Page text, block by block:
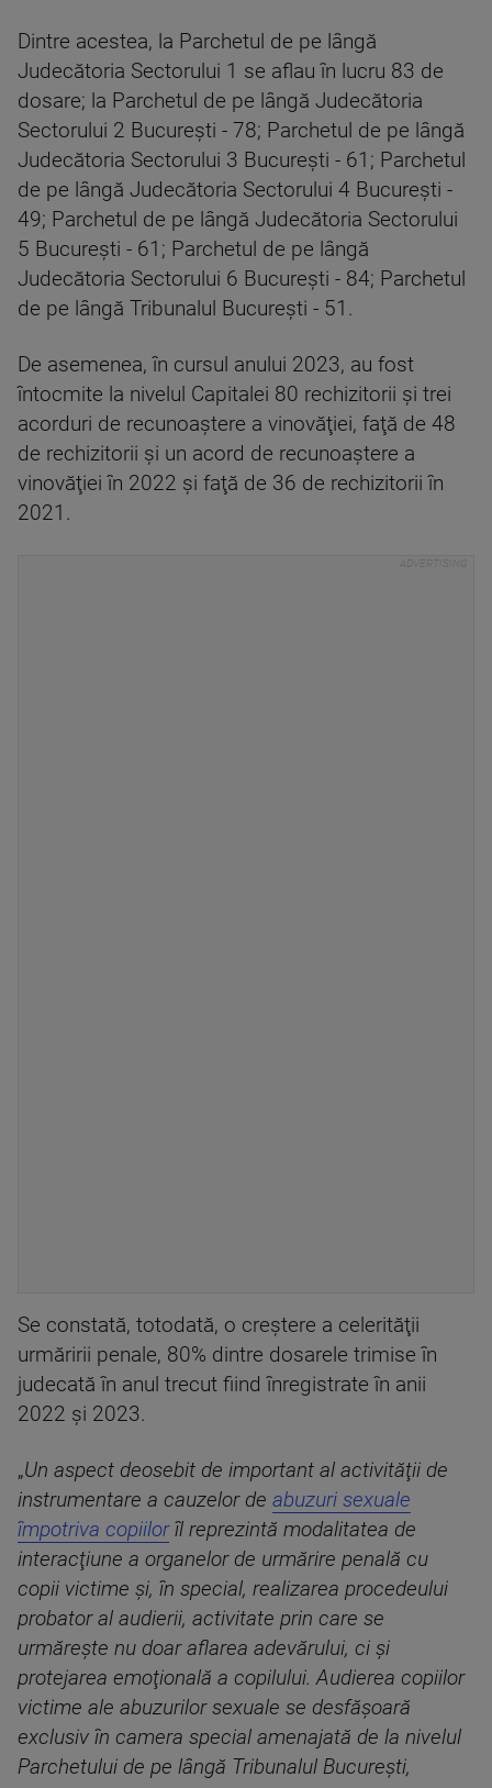
Dintre acestea, la Parchetul de pe lângă
Judecătoria Sectorului 1 se aflau în lucru 83 de
dosare; la Parchetul de pe lângă Judecătoria
Sectorului 2 Bucureşti - 78; Parchetul de pe lângă
Judecătoria Sectorului 3 Bucureşti - 61; Parchetul
de pe lângă Judecătoria Sectorului 4 Bucureşti -
49; Parchetul de pe lângă Judecătoria Sectorului
5 Bucureşti - 61; Parchetul de pe lângă
Judecătoria Sectorului 6 Bucureşti - 84; Parchetul
de pe lângă Tribunalul Bucureşti - 51.
De asemenea, în cursul anului 2023, au fost
întocmite la nivelul Capitalei 80 rechizitorii şi trei
acorduri de recunoaştere a vinovăţiei, faţă de 48
de rechizitorii şi un acord de recunoaştere a
vinovăţiei în 2022 şi faţă de 36 de rechizitorii în
2021.
Se constată, totodată, o creştere a celerităţii
urmăririi penale, 80% dintre dosarele trimise în
judecată în anul trecut fiind înregistrate în anii
2022 şi 2023.
„Un aspect deosebit de important al activităţii de
instrumentare a cauzelor de abuzuri sexuale
împotriva copiilorîl reprezintă modalitatea de
interacţiune a organelor de urmărire penală cu
copii victime şi, în special, realizarea procedeului
probator al audierii, activitate prin care se
urmăreşte nu doar aflarea adevărului, ci şi
protejarea emoţională a copilului. Audierea copiilor
victime ale abuzurilor sexuale se desfăşoară
exclusiv în camera special amenajată de la nivelul
Parchetului de pe lângă Tribunalul Bucureşti,